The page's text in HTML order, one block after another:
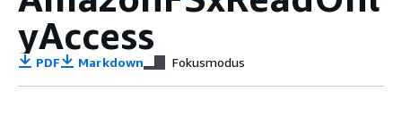
yAccess
PDF Markdown Fokusmodus